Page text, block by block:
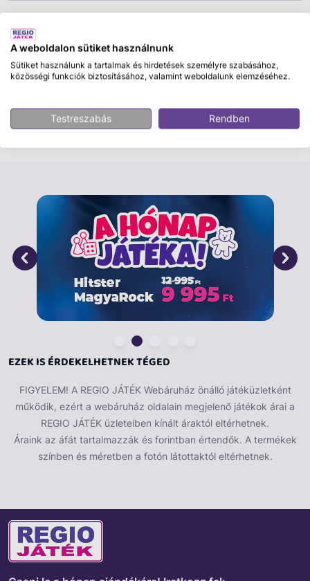
Leírás
A helyes folyadék bevitel fontosságát nem lehet elég
korán kezdeni. A gyerekek számára igazi kaland lehet,
ezzel a kispohárral. A pohár jellemzői: anyaga:
műanyag BPA Mentes 600 watton mikrózható max. 2
EZEK IS ÉRDEKELHETNEK TÉGED
FIGYELEM! A REGIO JÁTÉK Webáruház önálló játéküzletként
működik, ezért a webáruház oldalain megjelenő játékok árai a
REGIO JÁTÉK üzleteiben kínált áraktól eltérhetnek.
Áraink az áfát tartalmazzák és forintban értendők. A termékek
színben és méretben a fotón látottaktól eltérhetnek.
A weboldalon sütiket használnunk
Sütiket használunk a tartalmak és hirdetések személyre szabásához,
közösségi funkciók biztosításához, valamint weboldalunk elemzéséhez.
Testreszabás Rendben